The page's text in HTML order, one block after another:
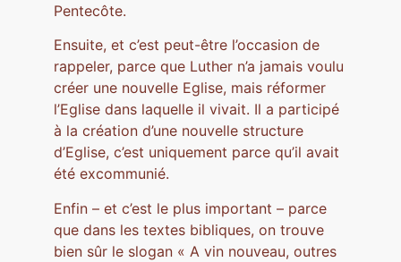
Pentecôte.
Ensuite, et c’est peut-être l’occasion de
rappeler, parce que Luther n’a jamais voulu
créer une nouvelle Eglise, mais réformer
l’Eglise dans laquelle il vivait. Il a participé
à la création d’une nouvelle structure
d’Eglise, c’est uniquement parce qu’il avait
été excommunié.
Enfin – et c’est le plus important – parce
que dans les textes bibliques, on trouve
bien sûr le slogan « A vin nouveau, outres